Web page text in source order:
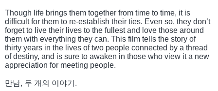
Though life brings them together from time to time, it is
difficult for them to re-establish their ties. Even so, they don’t
forget to live their lives to the fullest and love those around
them with everything they can. This film tells the story of
thirty years in the lives of two people connected by a thread
of destiny, and is sure to awaken in those who view it a new
appreciation for meeting people.
만남, 두 개의 이야기.